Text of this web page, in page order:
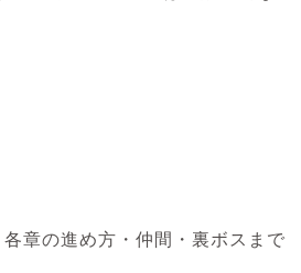
章の進め方・仲間・裏ボスまで